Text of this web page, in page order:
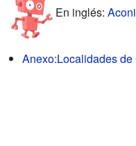
En inglés:
Anexo:Localidades